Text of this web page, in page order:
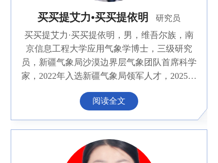
买买提艾力•买买提依明 研究员
买买提艾力·买买提依明，男，维吾尔族，南
京信息工程大学应用气象学博士，三级研究
员，新疆气象局沙漠边界层气象团队首席科学
家，2022年入选新疆气象局领军人才，2025年
象科学研究院和中国科学院青藏高原研究所从
漠气象研究所所长、党总支书记，新疆空中云
水资源开发利用创新研究院执行院长、新疆塔
克拉玛干沙漠气象野外科学国家野外科学观测
阅读全文